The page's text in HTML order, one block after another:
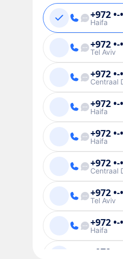
+972 •-
Haifa
+972 •-
Tel Aviv
+972 •-
Centraal
+972 •-
Haifa
+972 •-
Haifa
+972 •-
Centraal
+972 •-
Tel Aviv
+972 •-
Haifa
+972